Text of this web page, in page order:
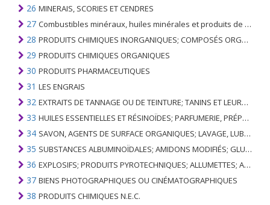
26 MINERAIS, SCORIES ET CENDRES
27 Combustibles minéraux, huiles minérales et produits de leur distillation; SUBSTANCES BITUMINEUSES; CIRES MINÉRALES
28 PRODUITS CHIMIQUES INORGANIQUES; COMPOSÉS ORGANIQUES ET INORGANIQUES DE MÉTAUX PRÉCIEUX; DE MÉTAUX DES TERRES RARES, D'ÉLÉMENTS RADIOACTIFS ET D'ISOTOPES
29 PRODUITS CHIMIQUES ORGANIQUES
30 PRODUITS PHARMACEUTIQUES
31 LES ENGRAIS
32 EXTRAITS DE TANNAGE OU DE TEINTURE; TANINS ET LEURS DERIVES; COLORANTS, PIGMENTS ET AUTRES MATIERES COLORANTES; PEINTURES, VERNIS; MASTIC, AUTRES MASTIQUES; ENCRES
33 HUILES ESSENTIELLES ET RÉSINOÏDES; PARFUMERIE, PRÉPARATIONS COSMÉTIQUES OU DE TOILETTE
34 SAVON, AGENTS DE SURFACE ORGANIQUES; LAVAGE, LUBRIFICATION, POLISSAGE OU PRÉPARATION À L'ÉPURATION; CIRES ARTIFICIELLES OU PRÉPARÉES, BOUGIES ET ARTICLES SIMILAIRES, PÂTES À MODÉLISER, CIRES DENTAIRES ET PRÉPARATIONS DENTAIRES À BASE DE PLÂTRE
35 SUBSTANCES ALBUMINOÏDALES; AMIDONS MODIFIÉS; GLUES; ENZYMES
36 EXPLOSIFS; PRODUITS PYROTECHNIQUES; ALLUMETTES; ALLIAGES PYROPHORIQUES; CERTAINES PRÉPARATIONS COMBUSTIBLES
37 BIENS PHOTOGRAPHIQUES OU CINÉMATOGRAPHIQUES
38 PRODUITS CHIMIQUES N.E.C.